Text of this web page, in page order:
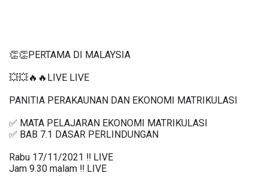
👏👏PERTAMA DI MALAYSIA
💥💥🔥🔥LIVE LIVE
PANITIA PERAKAUNAN DAN EKONOMI MATRIKULASI
✅ MATA PELAJARAN EKONOMI MATRIKULASI
✅ BAB 7.1 DASAR PERLINDUNGAN
Rabu 17/11/2021 ‼️ LIVE
Jam 9.30 malam ‼️ LIVE